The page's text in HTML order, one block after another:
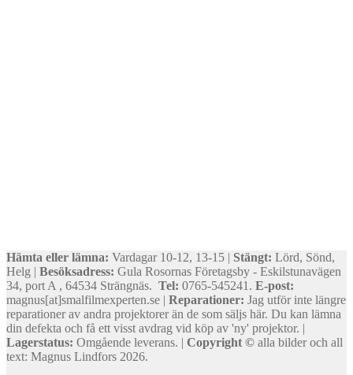
Hämta eller lämna: Vardagar 10-12, 13-15 | Stängt: Lörd, Sönd,
Helg | Besöksadress: Gula Rosornas Företagsby - Eskilstunavägen
34, port A , 64534 Strängnäs. Tel: 0765-545241. E-post:
magnus[at]smalfilmexperten.se | Reparationer: Jag utför inte längre
reparationer av andra projektorer än de som säljs här. Du kan lämna
din defekta och få ett visst avdrag vid köp av 'ny' projektor. |
Lagerstatus: Omgående leverans. | Copyright © alla bilder och all
text: Magnus Lindfors 2026.